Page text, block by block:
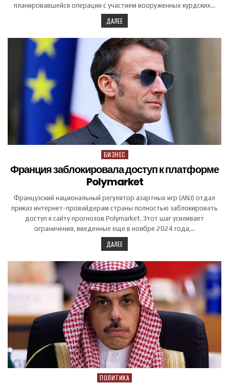
планировавшейся операции с участием вооруженных курдских…
ДАЛЕЕ
Posted in
БИЗНЕС
Франция заблокировала доступ к платформе
Polymarket
Французский национальный регулятор азартных игр (ANJ) отдал
приказ интернет-провайдерам страны полностью заблокировать
доступ к сайту прогнозов Polymarket. Этот шаг усиливает
ограничения, введенные еще в ноябре 2024 года,…
ДАЛЕЕ
Posted in
ПОЛИТИКА